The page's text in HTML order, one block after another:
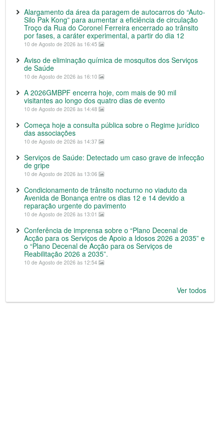
Alargamento da área da paragem de autocarros do “Auto-
Silo Pak Kong” para aumentar a eficiência de circulação
Troço da Rua do Coronel Ferreira encerrado ao trânsito
por fases, a caráter experimental, a partir do dia 12
10 de Agosto de 2026 às 16:45
Aviso de eliminação química de mosquitos dos Serviços
de Saúde
10 de Agosto de 2026 às 16:10
A 2026GMBPF encerra hoje, com mais de 90 mil
visitantes ao longo dos quatro dias de evento
10 de Agosto de 2026 às 14:48
Começa hoje a consulta pública sobre o Regime jurídico
das associações
10 de Agosto de 2026 às 14:37
Serviços de Saúde: Detectado um caso grave de infecção
de gripe
10 de Agosto de 2026 às 13:06
Condicionamento de trânsito nocturno no viaduto da
Avenida de Bonança entre os dias 12 e 14 devido a
reparação urgente do pavimento
10 de Agosto de 2026 às 13:01
Conferência de imprensa sobre o “Plano Decenal de
Acção para os Serviços de Apoio a Idosos 2026 a 2035” e
o “Plano Decenal de Acção para os Serviços de
Reabilitação 2026 a 2035”.
10 de Agosto de 2026 às 12:54
Ver todos